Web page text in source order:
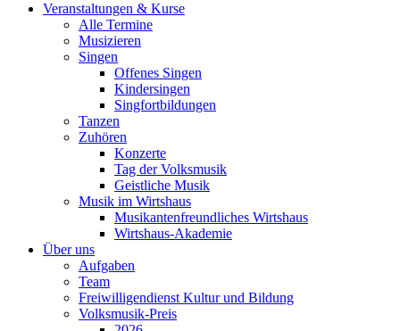
Veranstaltungen & Kurse
Alle Termine
Musizieren
Singen
Offenes Singen
Kindersingen
Singfortbildungen
Tanzen
Zuhören
Konzerte
Tag der Volksmusik
Geistliche Musik
Musik im Wirtshaus
Musikantenfreundliches Wirtshaus
Wirtshaus-Akademie
Über uns
Aufgaben
Team
Freiwilligendienst Kultur und Bildung
Volksmusik-Preis